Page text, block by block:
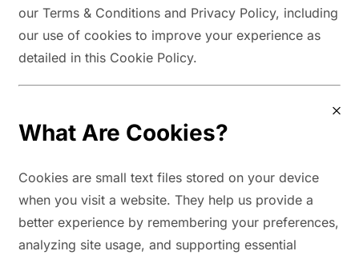
our Terms & Conditions and Privacy Policy, including
our use of cookies to improve your experience as
detailed in this Cookie Policy.
What Are Cookies?
Cookies are small text files stored on your device
when you visit a website. They help us provide a
better experience by remembering your preferences,
analyzing site usage, and supporting essential